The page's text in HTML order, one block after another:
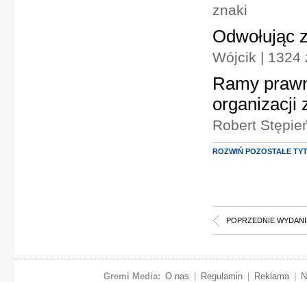
znaki
Odwołując
Wójcik | 1324
Ramy
organizacji
Robert
ROZWIŃ POZOSTAŁE
POPRZEDNIE
Gremi Media: O nas Regulamin Reklama